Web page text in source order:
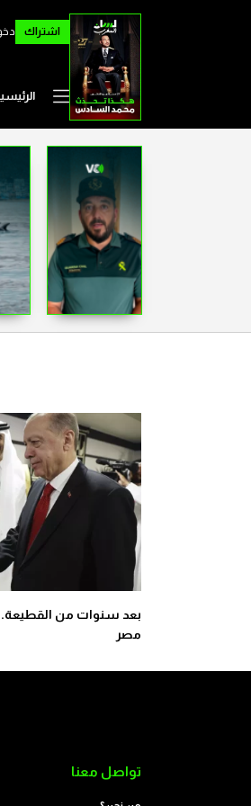
اشتراك
بعد سنوات من
مصر
تواصل معنا